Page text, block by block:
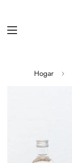
Hogar